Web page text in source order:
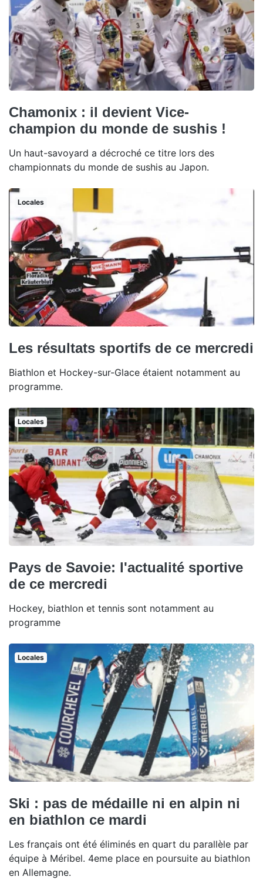
Chamonix : il devient Vice-
champion du monde de sushis !
Un haut-savoyard a décroché ce titre lors des
championnats du monde de sushis au Japon.
Locales
Les résultats sportifs de ce mercredi
Biathlon et Hockey-sur-Glace étaient notamment au
programme.
Locales
Pays de Savoie: l'actualité sportive
de ce mercredi
Hockey, biathlon et tennis sont notamment au
programme
Locales
Ski : pas de médaille ni en alpin ni
en biathlon ce mardi
Les français ont été éliminés en quart du parallèle par
équipe à Méribel. 4eme place en poursuite au biathlon
en Allemagne.